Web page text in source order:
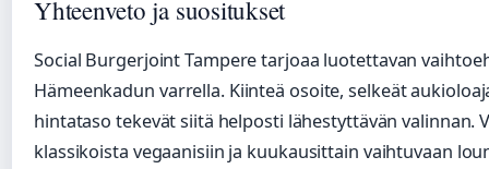
Yhteenveto ja suositukset
Social Burgerjoint Tampere tarjoaa luotettavan
Hämeenkadun varrella. Kiinteä osoite, selkeät
hintataso tekevät siitä helposti lähestyttävän valinnan.
klassikoista vegaanisiin ja kuukausittain vaihtuvaan